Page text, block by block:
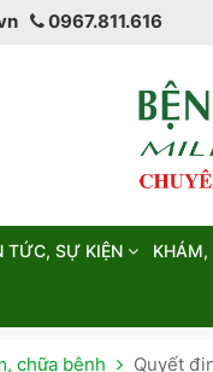
0967.811.616
TỨC, SỰ KIỆN KHÁM,
chữa bệnh Quyết